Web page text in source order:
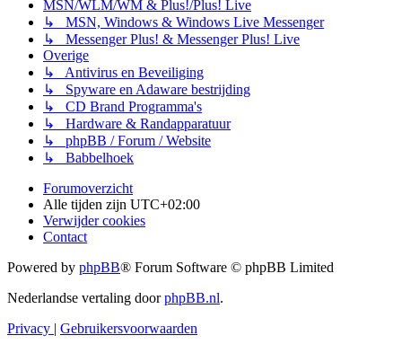
MSN/WLM/WM & Plus!/Plus! Live
↳ MSN, Windows & Windows Live Messenger
↳ Messenger Plus! & Messenger Plus! Live
Overige
↳ Antivirus en Beveiliging
↳ Spyware en Adaware bestrijding
↳ CD Brand Programma's
↳ Hardware & Randapparatuur
↳ phpBB / Forum / Website
↳ Babbelhoek
Forumoverzicht
Alle tijden zijn UTC+02:00
Verwijder cookies
Contact
Powered by phpBB® Forum Software © phpBB Limited
Nederlandse vertaling doorphpBB.nl.
Privacy | Gebruikersvoorwaarden